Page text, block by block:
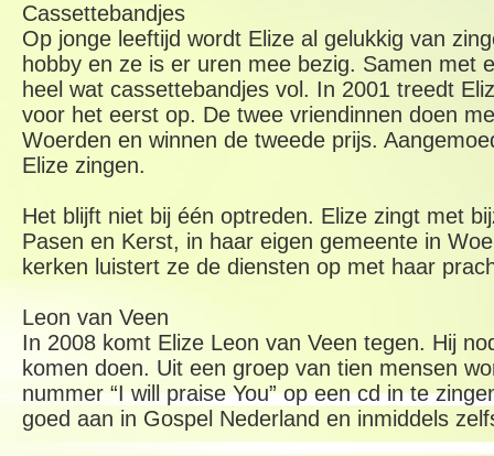
Cassettebandjes
Op jonge leeftijd wordt Elize al gelukkig van
hobby en ze is er uren mee bezig. Samen met
heel wat cassettebandjes vol. In 2001 treedt
voor het eerst op. De twee vriendinnen doen
Woerden en winnen de tweede prijs.
Elize zingen.
Het blijft niet bij één optreden. Elize zingt met
Pasen en Kerst, in haar eigen gemeente in
kerken luistert ze de diensten op met haar
Leon van Veen
In 2008 komt Elize Leon van Veen tegen. Hij
komen doen. Uit een groep van tien mensen
nummer “I will praise You” op een cd in te
goed aan in Gospel Nederland en inmiddels